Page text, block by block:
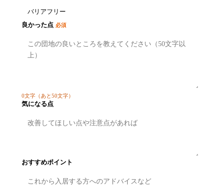
バリアフリー
良かった点 必須
0文字 （あと50文字）
気になる点
おすすめポイント